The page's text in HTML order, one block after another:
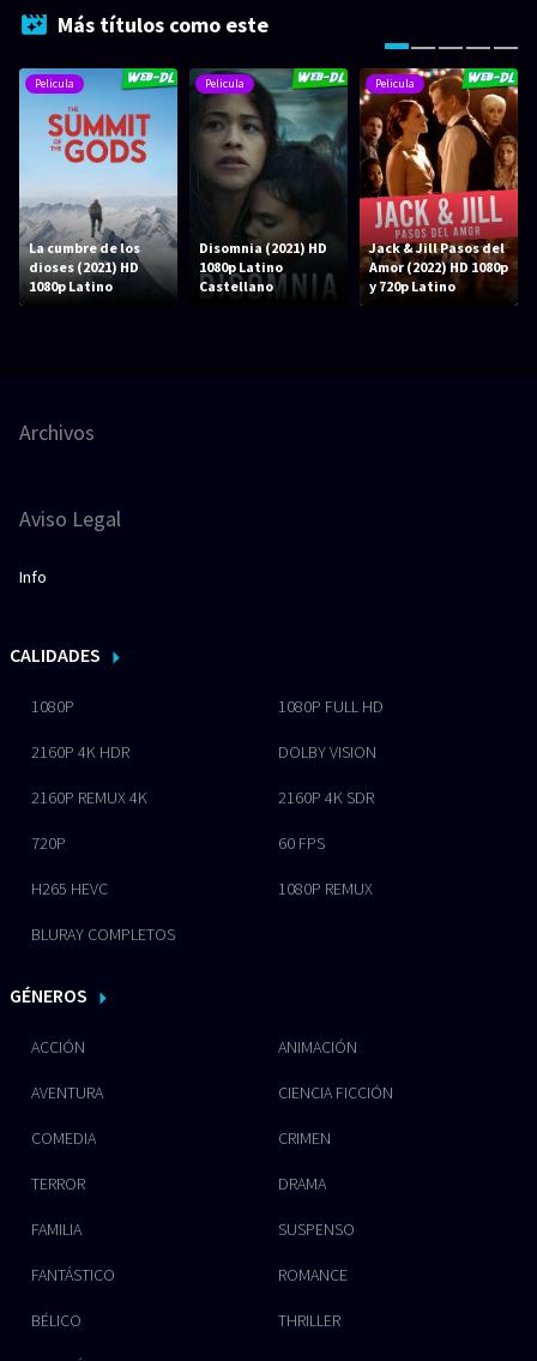
Más títulos como este
Pelicula
La cumbre de los
dioses (2021) HD
1080p Latino
Pelicula
Disomnia (2021) HD
1080p Latino
Castellano
Pelicula
Jack & Jill Pasos del
Amor (2022) HD 1080p
y 720p Latino
Archivos
Aviso Legal
Info
CALIDADES
1080P 1080P FULL HD
2160P 4K HDR DOLBY VISION
2160P REMUX 4K 2160P 4K SDR
720P 60 FPS
H265 HEVC 1080P REMUX
BLURAY COMPLETOS
GÉNEROS
ACCIÓN ANIMACIÓN
AVENTURA CIENCIA FICCIÓN
COMEDIA CRIMEN
TERROR DRAMA
FAMILIA SUSPENSO
FANTÁSTICO ROMANCE
BÉLICO THRILLER